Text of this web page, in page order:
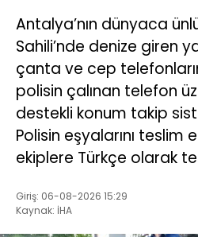
Antalya’nın dünyaca
Sahili’nde denize giren
çanta ve cep
polisin çalınan telefon
destekli konum takip
Polisin eşyalarını teslim
ekiplere Türkçe olarak
Giriş: 06-08-2026 15:29
Kaynak: İHA